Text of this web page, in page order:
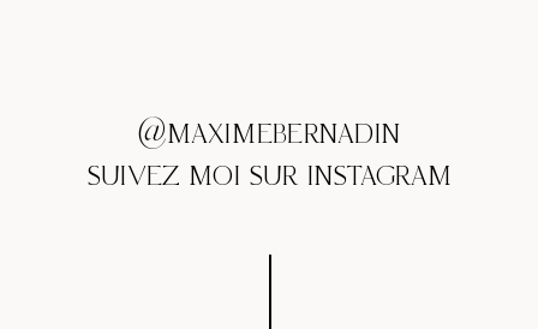
@MAXIMEBERNADIN
SUIVEZ MOI SUR INSTAGRAM